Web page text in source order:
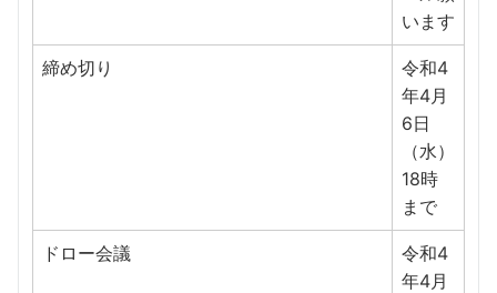
います
締め切り
令和4
年4月
6日
（水）
18時
まで
ドロー会議
令和4
年4月